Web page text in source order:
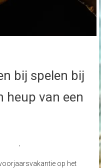
bij spelen bij
heup van een
,
op het